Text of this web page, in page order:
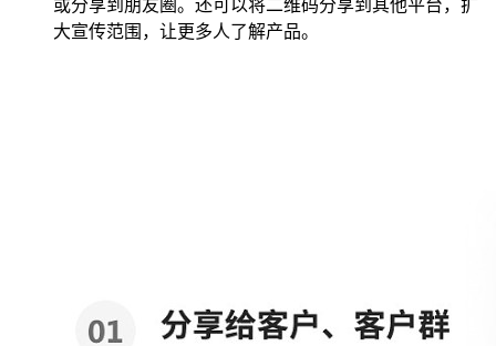
或分享到朋友圈。还可以将二维码分享到其他平台，扩
大宣传范围，让更多人了解产品。